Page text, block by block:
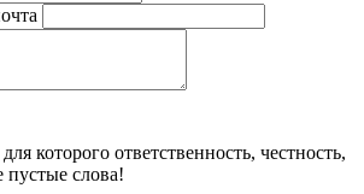
которого ответственность, честность,
слова!